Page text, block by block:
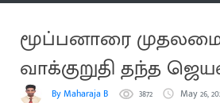
மூப்பனாரை
வாக்குறுதி தந்த
By Maharaja B 3872 May 26,